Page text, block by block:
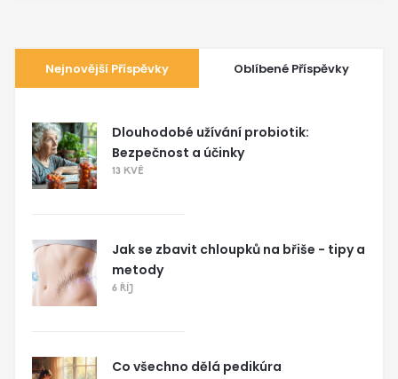
Nejnovější Příspěvky Oblíbené Příspěvky
Dlouhodobé užívání probiotik:
Bezpečnost a účinky
13 KVĚ
Jak se zbavit chloupků na břiše - tipy a
metody
6 ŘÍJ
Co všechno dělá pedikúra